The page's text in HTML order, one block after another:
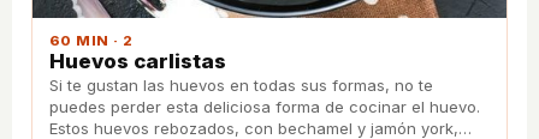
60 MIN · 2
Huevos carlistas
Si te gustan las huevos en todas sus formas, no te
puedes perder esta deliciosa forma de cocinar el huevo.
Estos huevos rebozados, con bechamel y jamón york,